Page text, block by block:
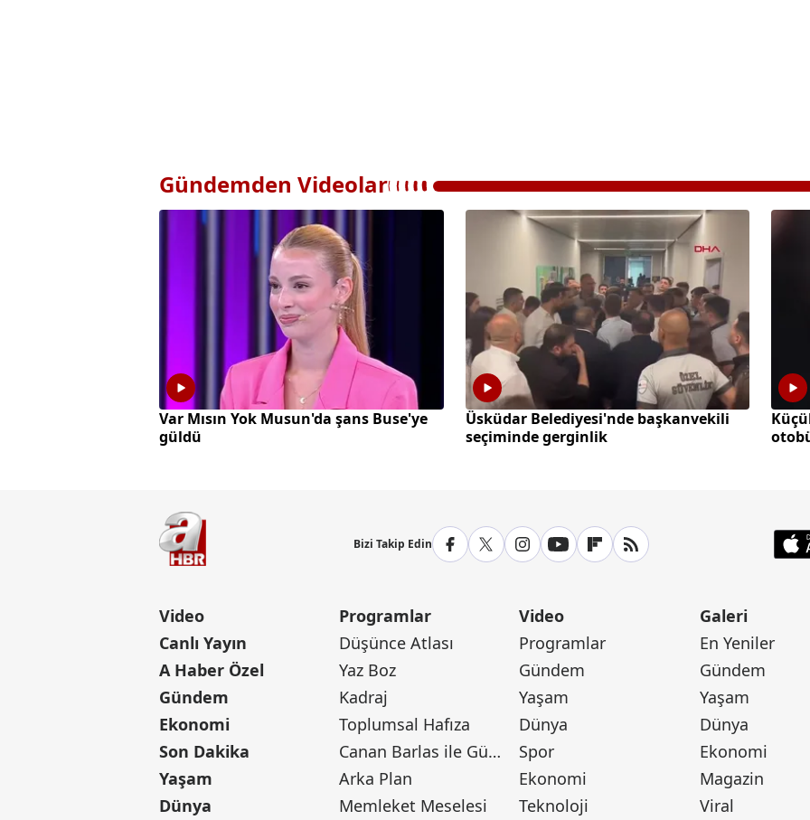
Gündemden Videolar
Var Mısın Yok Musun'da şans Buse'ye
güldü
Üsküdar Belediyesi'nde başkanvekili
seçiminde gerginlik
Bizi Takip Edin
Video
Canlı Yayın
A Haber Özel
Gündem
Ekonomi
Son Dakika
Yaşam
Dünya
Programlar
Düşünce Atlası
Yaz Boz
Kadraj
Toplumsal Hafıza
Canan Barlas ile Gündem
Arka Plan
Memleket Meselesi
Video
Programlar
Gündem
Yaşam
Dünya
Spor
Ekonomi
Teknoloji
Galeri
En Yeniler
Gündem
Yaşam
Dünya
Ekonomi
Magazin
Viral